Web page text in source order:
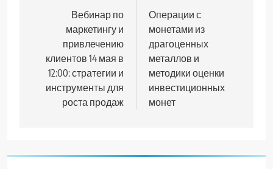
записям
Вебинар по
маркетингу и
привлечению
клиентов 14 мая в
12:00: стратегии и
инструменты для
роста продаж
Операции с
монетами из
драгоценных
металлов и
методики оценки
инвестиционных
монет